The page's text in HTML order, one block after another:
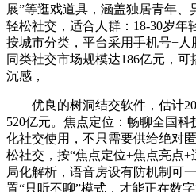
展”等逛戏道具，涵盖独居青年、
轻松社交，适合人群：18-30岁年
按城市分类，平台采用手机号+人
同类社交市场规模达186亿元，
沉感，
优良的树洞结交软件，估计
520亿元。焦点定位：畅聊全国
化社交使用，不只需要供给绝对
松社交，按“焦点定位+焦点亮点
局化解析，语音房设有防机制可
置“只听不聊”模式，才能正在数